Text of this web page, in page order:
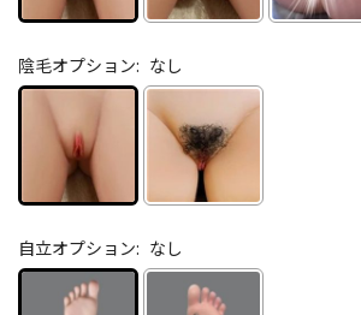
陰毛オプション: なし
自立オプション: なし